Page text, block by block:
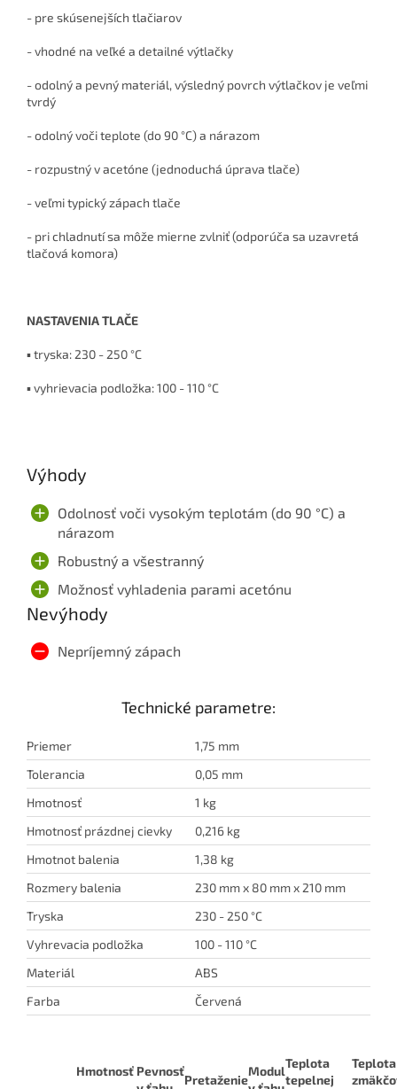
- pre skúsenejších tlačiarov
- vhodné na veľké a detailné výtlačky
- odolný a pevný materiál, výsledný povrch výtlačkov je veľmi
tvrdý
- odolný voči teplote (do 90 °C) a nárazom
- rozpustný v acetóne (jednoduchá úprava tlače)
- veľmi typický zápach tlače
- pri chladnutí sa môže mierne zvlniť (odporúča sa uzavretá
tlačová komora)
NASTAVENIA TLAČE
▪ tryska: 230 - 250 °C
▪ vyhrievacia podložka: 100 - 110 °C
Výhody
Odolnosť voči vysokým teplotám (do 90 °C) a
nárazom
Robustný a všestranný
Možnosť vyhladenia parami acetónu
Nevýhody
Nepríjemný zápach
Technické parametre:
Priemer
1,75 mm
Tolerancia
0,05 mm
Hmotnosť
1 kg
Hmotnosť prázdnej cievky
0,216 kg
Hmotnot balenia
1,38 kg
Rozmery balenia
230 mm x 80 mm x 210 mm
Tryska
230 - 250 °C
Vyhrevacia podložka
100 - 110 °C
Materiál
ABS
Farba
Červená
Hmotnosť Pevnosť
Pretaženie
Modul
Teplota
tepelnej
Teplota